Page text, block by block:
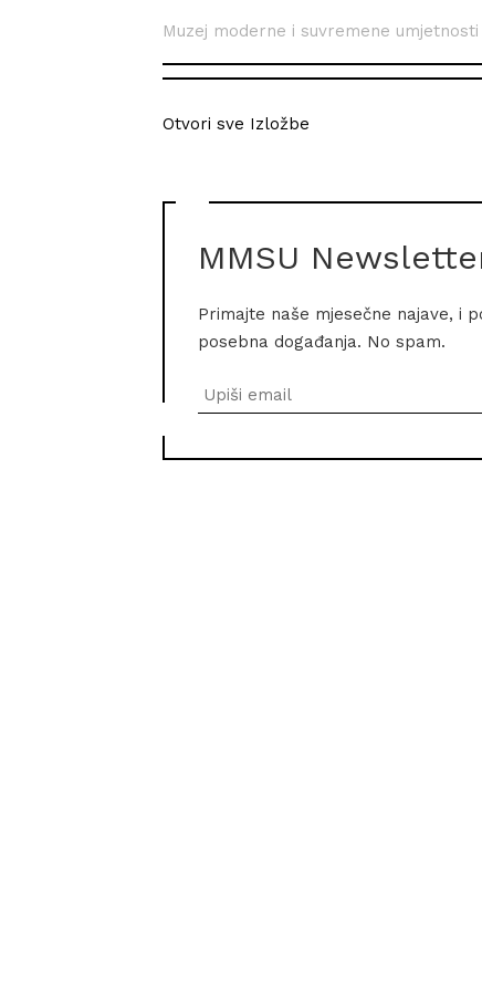
Muzej moderne i suvremene umjetnosti
Otvori sve Izložbe
MMSU
Primajte naše mjesečne najave, i
posebna događanja. No spam.